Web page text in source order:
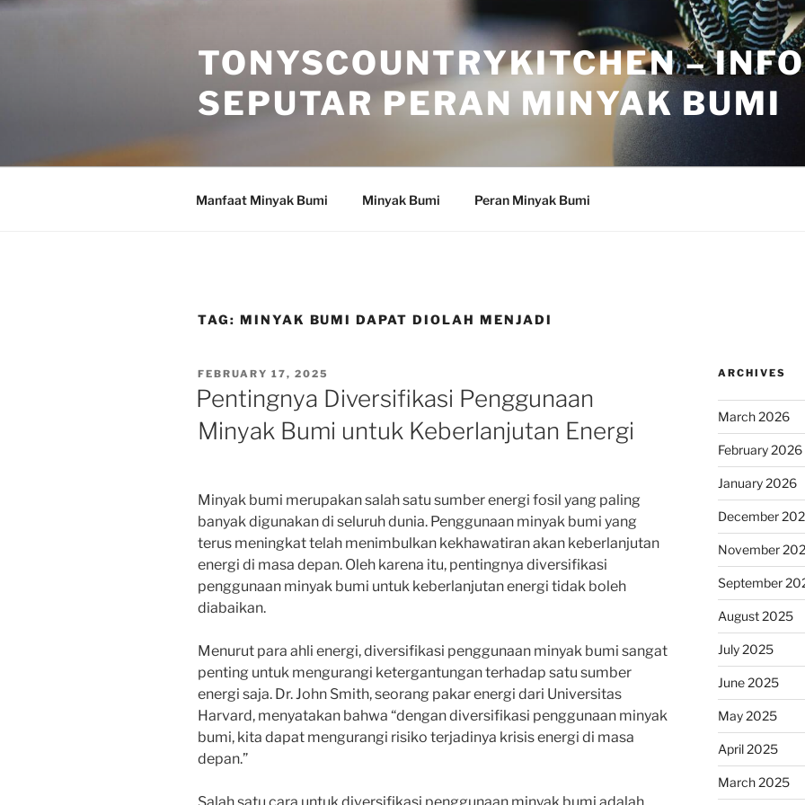
Skip
TONYSCOUNTRYKITCHEN –
SEPUTAR PERAN MINYAK BUMI
Manfaat Minyak Bumi Minyak Bumi Peran Minyak Bumi
TAG: MINYAK BUMI DAPAT DIOLAH MENJADI
POSTED
ON
FEBRUARY 17, 2025
Pentingnya Diversifikasi Penggunaan
Minyak Bumi untuk Keberlanjutan Energi
Minyak bumi merupakan salah satu sumber energi fosil yang paling
banyak digunakan di seluruh dunia. Penggunaan minyak bumi yang
terus meningkat telah menimbulkan kekhawatiran akan keberlanjutan
energi di masa depan. Oleh karena itu, pentingnya diversifikasi
penggunaan minyak bumi untuk keberlanjutan energi tidak boleh
diabaikan.
Menurut para ahli energi, diversifikasi penggunaan minyak bumi sangat
penting untuk mengurangi ketergantungan terhadap satu sumber
energi saja. Dr. John Smith, seorang pakar energi dari Universitas
Harvard, menyatakan bahwa “dengan diversifikasi penggunaan minyak
bumi, kita dapat mengurangi risiko terjadinya krisis energi di masa
depan.”
ARCHIVES
March 2026
February 2026
January 2026
December
November
September
August 2025
July 2025
June 2025
May 2025
April 2025
March 2025